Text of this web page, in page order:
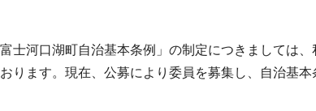
士河口湖町自治基本条例」の制定につきましては
ります。現在、公募により委員を募集し、自治基